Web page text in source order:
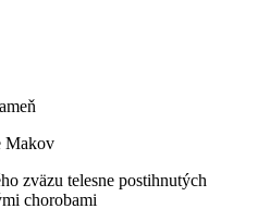
Makov
zväzu telesne postihnutých
chorobami